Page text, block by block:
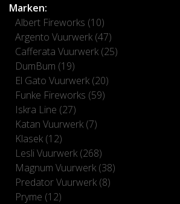
Marken:
Albert Fireworks (10)
Argento Vuurwerk (47)
Cafferata Vuurwerk (25)
DumBum (19)
El Gato Vuurwerk (20)
Funke Fireworks (59)
Iskra Line (27)
Katan Vuurwerk (7)
Klasek (12)
Lesli Vuurwerk (268)
Magnum Vuurwerk (38)
Predator Vuurwerk (8)
Pryme (12)